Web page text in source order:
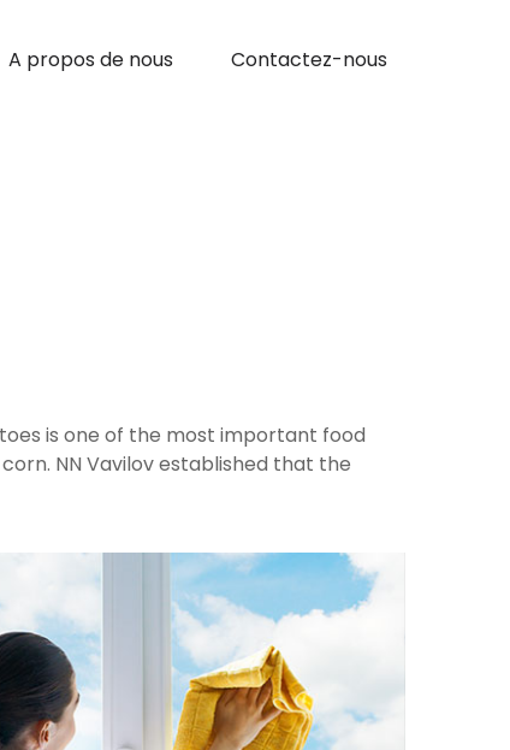
A propos de nous Contactez-nous
is one of the most important food
NN Vavilov established that the